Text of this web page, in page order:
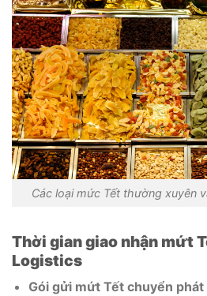
Các loại mức Tết thường xuyên
Thời gian giao nhận mứt
Logistics
Gói gửi mứt Tết chuyển